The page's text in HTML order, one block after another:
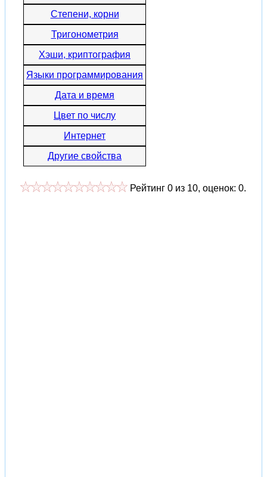
Степени, корни
Тригонометрия
Хэши, криптография
Языки программирования
Дата и время
Цвет по числу
Интернет
Другие свойства
Рейтинг 0 из 10, оценок: 0.